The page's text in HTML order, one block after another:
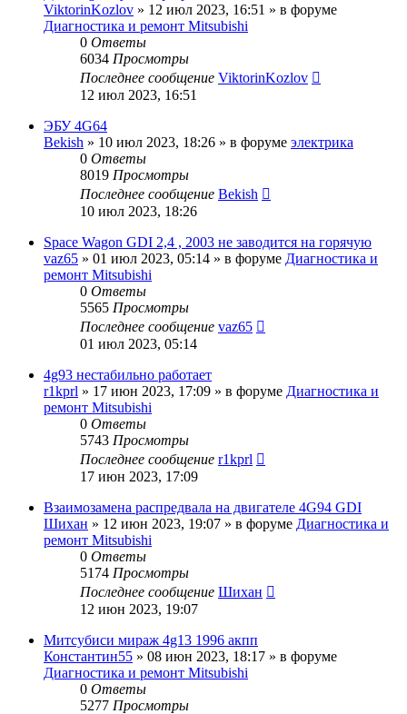
ViktorinKozlov » 12 июл 2023, 16:51 » в форуме
Диагностика и ремонт Mitsubishi
0 Ответы
6034 Просмотры
Последнее сообщение ViktorinKozlov
12 июл 2023, 16:51
ЭБУ 4G64
Bekish » 10 июл 2023, 18:26 » в форуме электрика
0 Ответы
8019 Просмотры
Последнее сообщение Bekish
10 июл 2023, 18:26
Space Wagon GDI 2,4 , 2003 не заводится на горячую
vaz65 » 01 июл 2023, 05:14 » в форуме Диагностика и
ремонт Mitsubishi
0 Ответы
5565 Просмотры
Последнее сообщение vaz65
01 июл 2023, 05:14
4g93 нестабильно работает
r1kprl » 17 июн 2023, 17:09 » в форуме Диагностика и
ремонт Mitsubishi
0 Ответы
5743 Просмотры
Последнее сообщение r1kprl
17 июн 2023, 17:09
Взаимозамена распредвала на двигателе 4G94 GDI
Шихан » 12 июн 2023, 19:07 » в форуме Диагностика и
ремонт Mitsubishi
0 Ответы
5174 Просмотры
Последнее сообщение Шихан
12 июн 2023, 19:07
Митсубиси мираж 4g13 1996 акпп
Константин55 » 08 июн 2023, 18:17 » в форуме
Диагностика и ремонт Mitsubishi
0 Ответы
5277 Просмотры